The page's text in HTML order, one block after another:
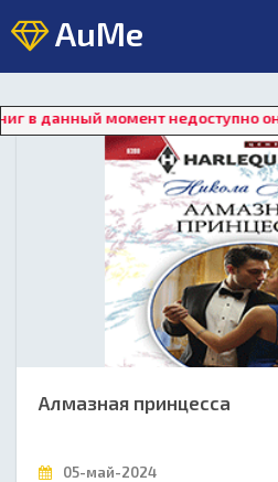
AuMe
недоступно онлайн
Алмазная принцесса
05-май-2024